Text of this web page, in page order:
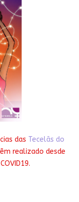
das Tecelãs do
realizado desde